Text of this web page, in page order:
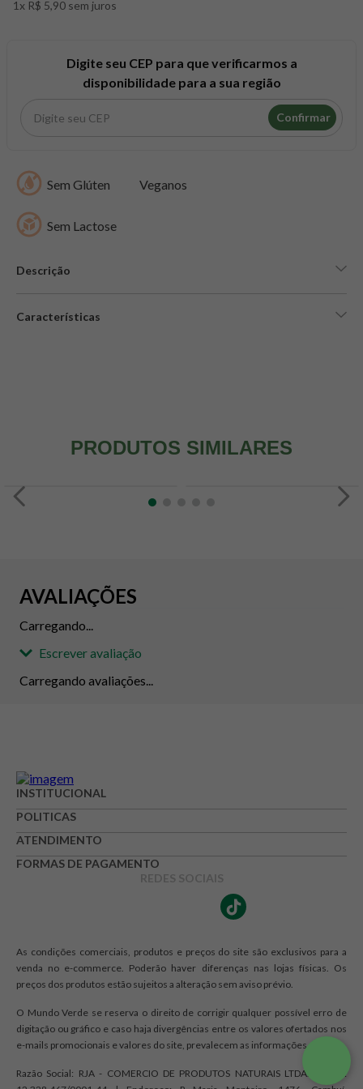
1x R$ 5,90 sem juros
Digite seu CEP para que verificarmos a
disponibilidade para a sua região
Confirmar
Sem Glúten Veganos
Sem Lactose
Descrição
Características
PRODUTOS SIMILARES
AVALIAÇÕES
Carregando...
Escrever avaliação
Avalie o produto de 1 até 5 estrelas
★★★
Seu nome
Carregando avaliações...
INSTITUCIONAL
POLITICAS
ATENDIMENTO
FORMAS DE PAGAMENTO
REDES SOCIAIS
As condições comerciais, produtos e preços do site são exclusivos para a
venda no e-commerce. Poderão haver diferenças nas lojas físicas. Os
preços dos produtos estão sujeitos a alteração sem aviso prévio.
O Mundo Verde se reserva o direito de corrigir qualquer possível erro de
digitação ou gráfico e caso haja divergências entre os valores ofertados nos
e-mails promocionais e valores do site, prevalecem as informações do site.
Razão Social: RJA - COMERCIO DE PRODUTOS NATURAIS LTDA. | CNPJ:
8º snack proteico mundo verde
creatina mundo verde